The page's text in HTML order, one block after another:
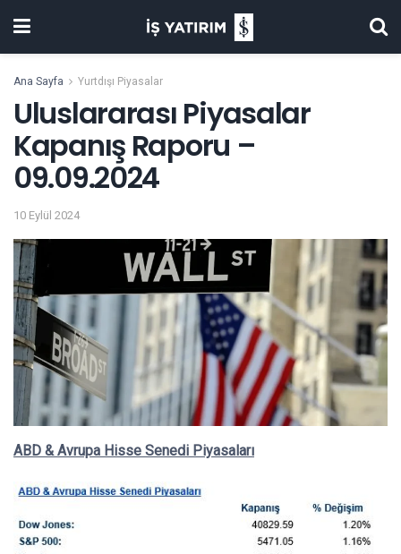
Ana Sayfa Yurtdışı Piyasalar
Uluslararası Piyasalar
Kapanış Raporu –
09.09.2024
10 Eylül 2024
ABD & Avrupa Hisse Senedi Piyasaları